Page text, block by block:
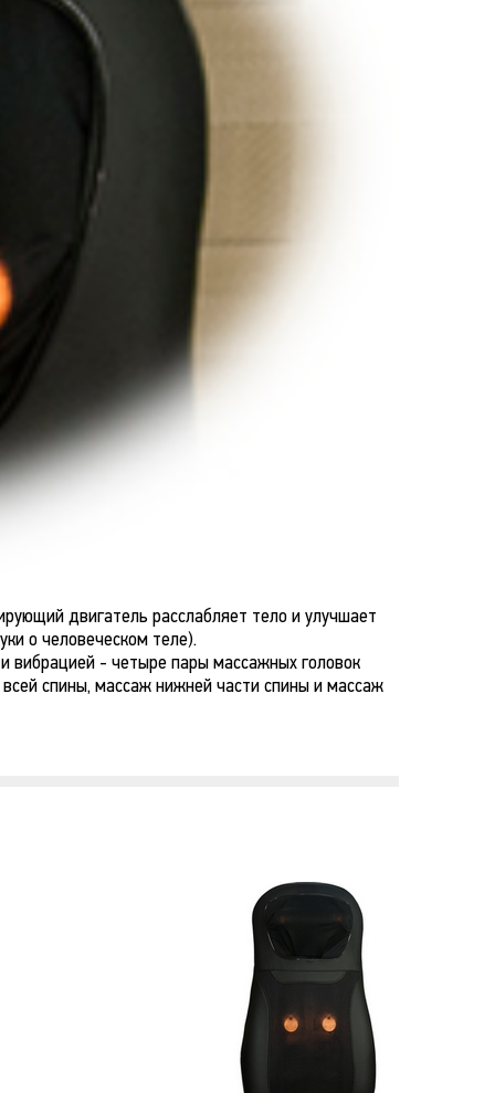
двигатель расслабляет тело и улучшает
о человеческом теле).
вибрацией - четыре пары массажных головок
спины, массаж нижней части спины и массаж